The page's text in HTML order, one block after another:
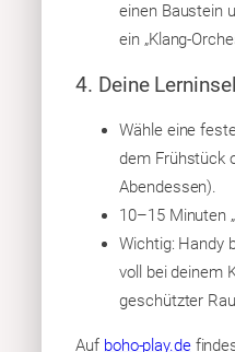
einen Baustein
ein „Klang-
4. Deine
Wähle eine
dem Frühstück
Abendessen).
10–15 Minuten
Wichtig: Handy
voll bei deinem
geschützter
Auf boho-play.de